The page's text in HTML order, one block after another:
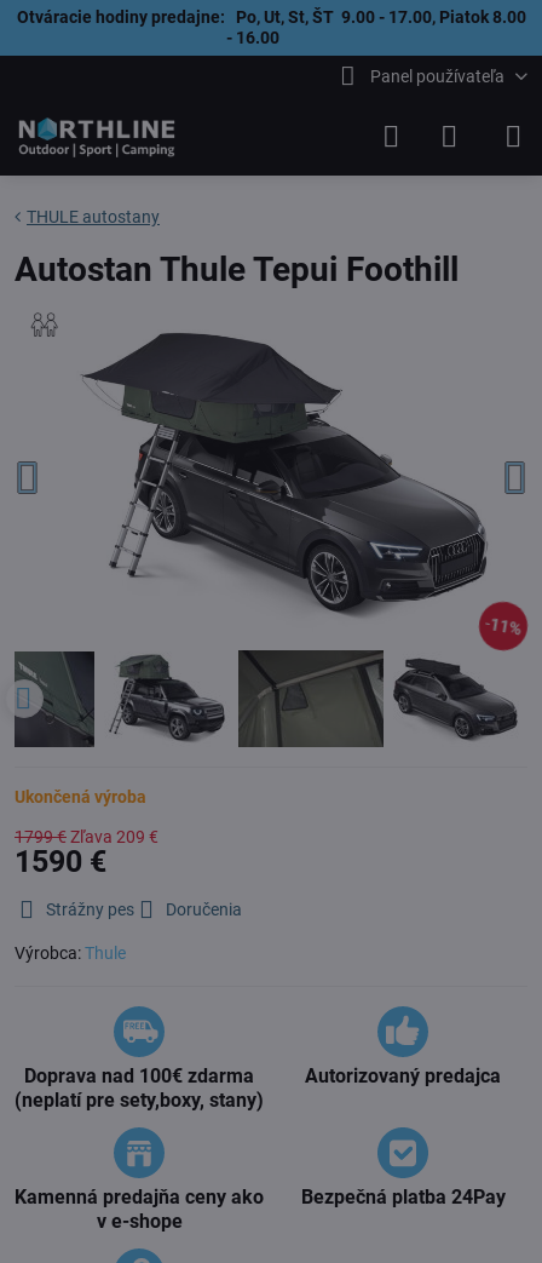
Otváracie hodiny predajne: Po, Ut, St, ŠT 9.00 - 17.00, Piatok 8.00
- 16.00
Panel používateľa
11%
THULE autostany
Autostan Thule Tepui Foothill
Ukončená výroba
1799 €Zľava 209 €
1590 €
Strážny pes Doručenia
Výrobca:Thule
Doprava nad 100€ zdarma
(neplatí pre sety,boxy, stany)
Autorizovaný predajca
Kamenná predajňa ceny ako
v e-shope
Bezpečná platba 24Pay